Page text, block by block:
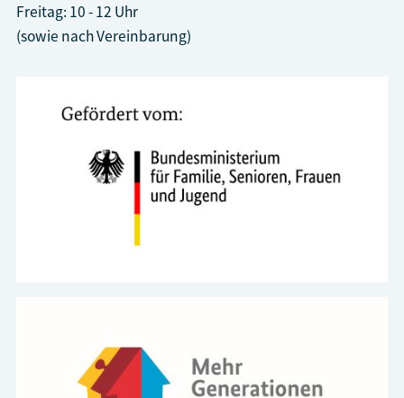
Freitag: 10 - 12 Uhr
(sowie nach Vereinbarung)